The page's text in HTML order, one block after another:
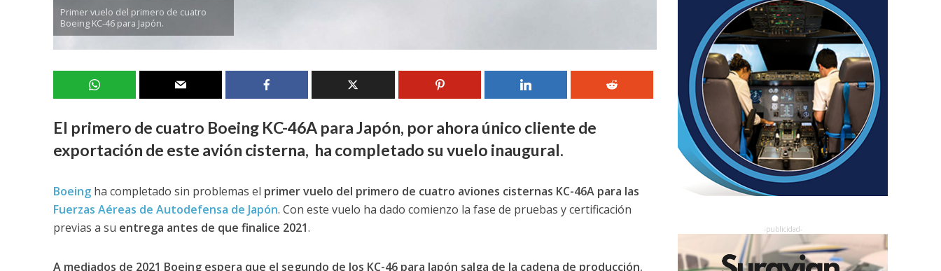
Primer vuelo del primero de cuatro
Boeing KC-46 para Japón.
El primero de cuatro Boeing KC-46A para Japón, por ahora único cliente de
exportación de este avión cisterna, ha completado su vuelo inaugural.
Boeingha completado sin problemas el primer vuelo del primero de cuatro aviones cisternas KC-46A para las
Fuerzas Aéreas de Autodefensa de Japón. Con este vuelo ha dado comienzo la fase de pruebas y certificación
previas a su entrega antes de que finalice 2021.
A mediados de 2021 Boeing espera que el segundo de los KC-46 para Japón salga de la cadena de producción,